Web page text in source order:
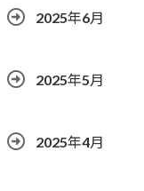
2025年6月
2025年5月
2025年4月